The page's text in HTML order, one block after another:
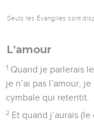
Seuls les Évangiles sont
L'amour
1 Quand je parlerais
je n’ai pas l’amour,
cymbale qui retentit.
2 Et quand j’aurais